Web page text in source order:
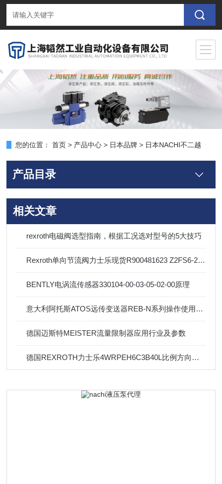
您的位置： 首页 > 产品中心 > 日本品牌 > 日本NACHI不二越
产品目录
相关文章
rexroth电磁阀选型指南，根据工况选对型号的5大技巧
Rexroth单向节流阀力士乐现货R900481623 Z2FS6-2-4X/1QV
BENTLY电涡流传感器330104-00-03-05-02-00原理
意大利阿托斯ATOS远传变送器REB-N系列操作使用及产品特点
德国迈斯特MEISTER流量限制器应用行业及参数
德国REXROTH力士乐4WRPEH6C3B40L比例方向阀技术参数及应用